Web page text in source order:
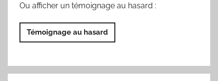
Ou afficher un témoignage au hasard :
Témoignage au hasard